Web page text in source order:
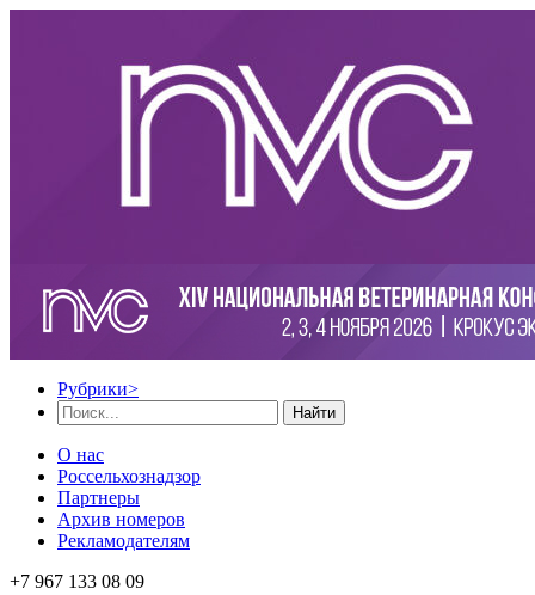
Рубрики>
Найти
О нас
Россельхознадзор
Партнеры
Архив номеров
Рекламодателям
+7 967 133 08 09